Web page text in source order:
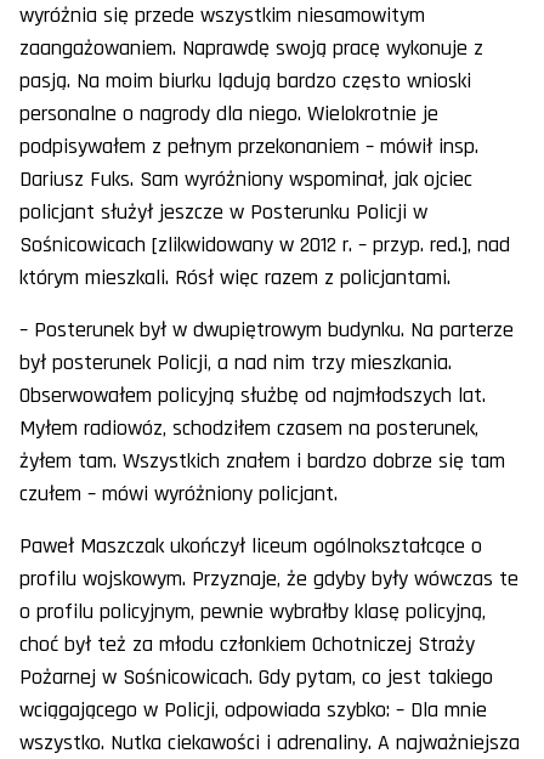
wyróżnia się przede wszystkim niesamowitym
zaangażowaniem. Naprawdę swoją pracę wykonuje z
pasją. Na moim biurku lądują bardzo często wnioski
personalne o nagrody dla niego. Wielokrotnie je
podpisywałem z pełnym przekonaniem – mówił insp.
Dariusz Fuks. Sam wyróżniony wspominał, jak ojciec
policjant służył jeszcze w Posterunku Policji w
Sośnicowicach [zlikwidowany w 2012 r. – przyp. red.], nad
którym mieszkali. Rósł więc razem z policjantami.
– Posterunek był w dwupiętrowym budynku. Na parterze
był posterunek Policji, a nad nim trzy mieszkania.
Obserwowałem policyjną służbę od najmłodszych lat.
Myłem radiowóz, schodziłem czasem na posterunek,
żyłem tam. Wszystkich znałem i bardzo dobrze się tam
czułem – mówi wyróżniony policjant.
Paweł Maszczak ukończył liceum ogólnokształcące o
profilu wojskowym. Przyznaje, że gdyby były wówczas te
o profilu policyjnym, pewnie wybrałby klasę policyjną,
choć był też za młodu członkiem Ochotniczej Straży
Pożarnej w Sośnicowicach. Gdy pytam, co jest takiego
wciągającego w Policji, odpowiada szybko: – Dla mnie
wszystko. Nutka ciekawości i adrenaliny. A najważniejsza